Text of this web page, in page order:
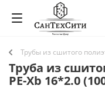
Трубы из сшитого
Труба из
PE-Xb 16*2.0